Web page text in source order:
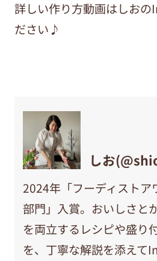
詳しい作り方動画はしおの
ださい♪
しお
2024年「フーディスト
部門」入賞。おいしさと
を両立するレシピや盛り
を、丁寧な解説を添えて